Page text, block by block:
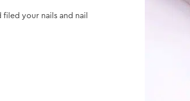
your nails and nail